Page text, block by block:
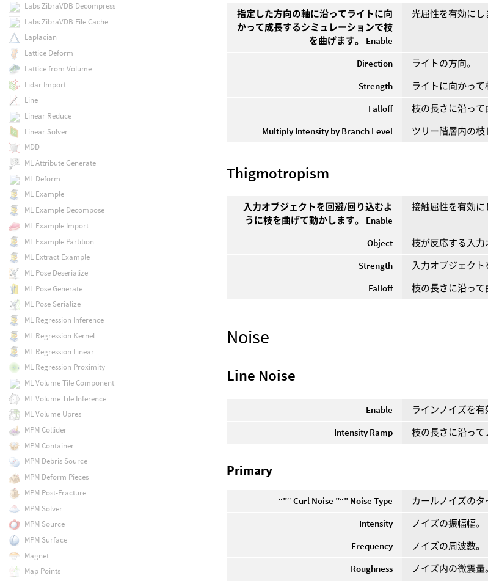
指定した方向の軸に沿ってライトに向
かって成長するシミュレーションで枝
を曲げます。 Enable
光屈性を有効にし
Direction
ライトの方向。
Strength
ライトに向かって
Falloff
枝の長さに沿って
Multiply Intensity by Branch Level
ツリー階層内の枝
Thigmotropism
入力オブジェクトを回避/回り込むよ
うに枝を曲げて動かします。 Enable
接触屈性を有効に
Object
枝が反応する入力
Strength
入力オブジェクト
Falloff
枝の長さに沿って
Noise
Line Noise
Enable
ラインノイズを有
Intensity Ramp
枝の長さに沿って
Primary
“”“ Curl Noise ”“” Noise Type
カールノイズのタ
Intensity
ノイズの振幅幅。
Frequency
ノイズの周波数。
Roughness
ノイズ内の微震量。
Labs ZibraVDB Decompress
Labs ZibraVDB File Cache
Laplacian
Lattice Deform
Lattice from Volume
Lidar Import
Line
Linear Reduce
Linear Solver
MDD
ML Attribute Generate
ML Deform
ML Example
ML Example Decompose
ML Example Import
ML Example Partition
ML Extract Example
ML Pose Deserialize
ML Pose Generate
ML Pose Serialize
ML Regression Inference
ML Regression Kernel
ML Regression Linear
ML Regression Proximity
ML Volume Tile Component
ML Volume Tile Inference
ML Volume Upres
MPM Collider
MPM Container
MPM Debris Source
MPM Deform Pieces
MPM Post-Fracture
MPM Solver
MPM Source
MPM Surface
Magnet
Map Points